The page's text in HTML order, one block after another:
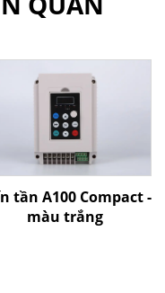
tần A100 Compact -
màu trắng